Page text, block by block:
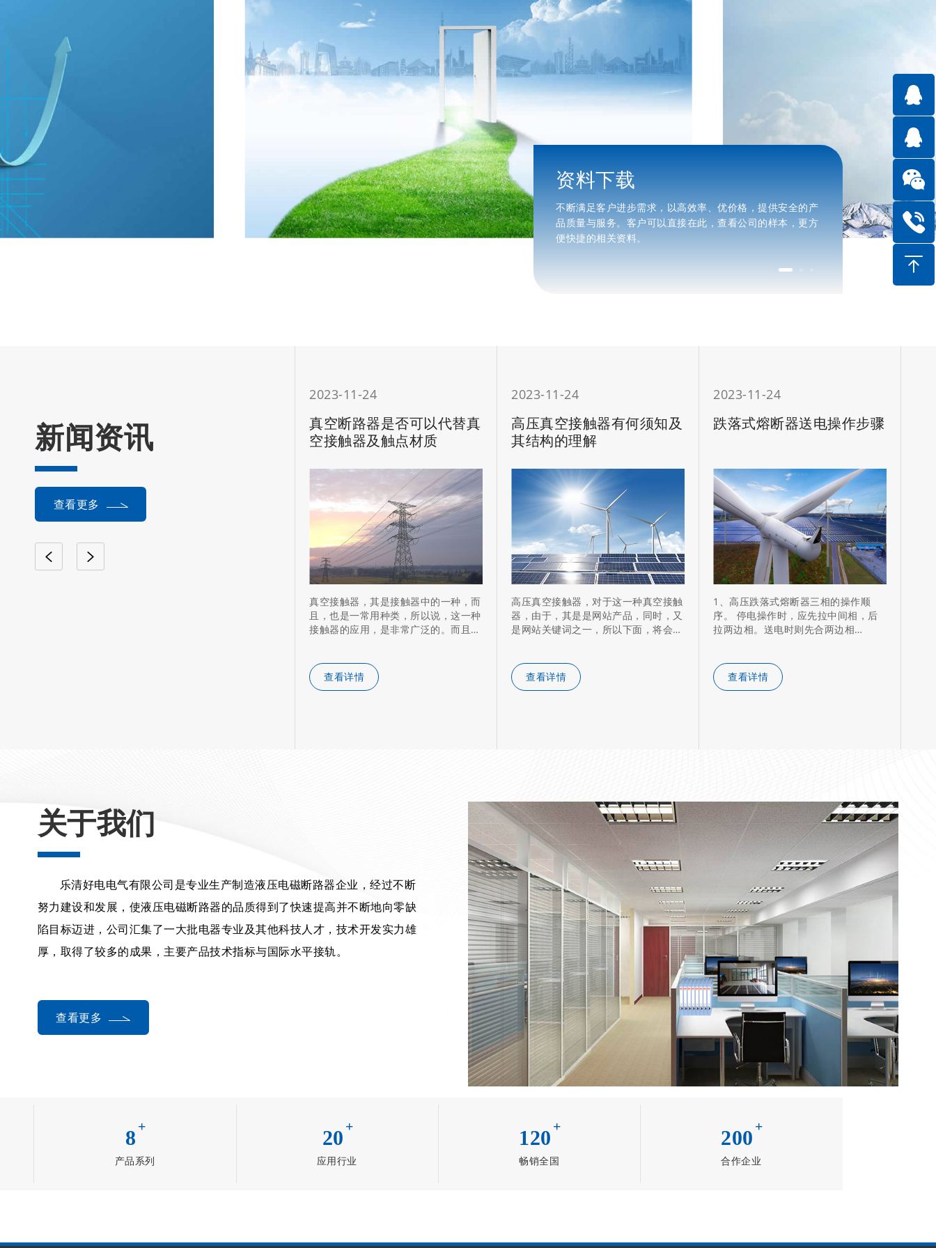
务
谢新老客户对我公司的关爱和支持，并热忱欢迎各
来叙旧话新，到公司来指导工作!
企业文化
以用户所重视的产品和服务提供帮助和改变生活为愿景，以
成就客户、成就品牌、成就员工为使命。以质量求生存，以
信誉求发展为宗旨。
资料下载
不断满足客户进步需求，以高效率、优价格，提供安全的产
品质量与服务。客户可以直接在此，查看公司的样本，更方
便快捷的相关资料。
合作服务
诚挚地感谢新老客
位到公司来叙旧
新闻资讯
查看更多
有何须知及 跌落式熔断器送电操作步骤
2023-11-24
真空断路器是否可以代替真
空接触器及触点材质
真空接触器，其是接触器中的一种，而
且，也是一常用种类，所以说，这一种
接触器的应用，是非常广泛的。而且，
查看详情
2023-11-24
高压真空接触器有何须知及
其结构的理解
高压真空接触器，对于这一种真空接触
器，由于，其是是网站产品，同时，又
是网站关键词之一，所以下面，将会来
查看详情
2023-11-24
跌落式熔断器送电操作步骤
1、高压跌落式熔断器三相的操作顺
序。 停电操作时，应先拉中间相，后
拉两边相。送电时则先合两边相…
查看详情
关于我们
乐清好电电气有限公司是专业生产制造液压电磁断路器企业，经过不断
努力建设和发展，使液压电磁断路器的品质得到了快速提高并不断地向零缺
陷目标迈进，公司汇集了一大批电器专业及其他科技人才，技术开发实力雄
厚，取得了较多的成果，主要产品技术指标与国际水平接轨。
查看更多
8 +
产品系列
20 +
应用行业
120 +
畅销全国
200 +
合作企业